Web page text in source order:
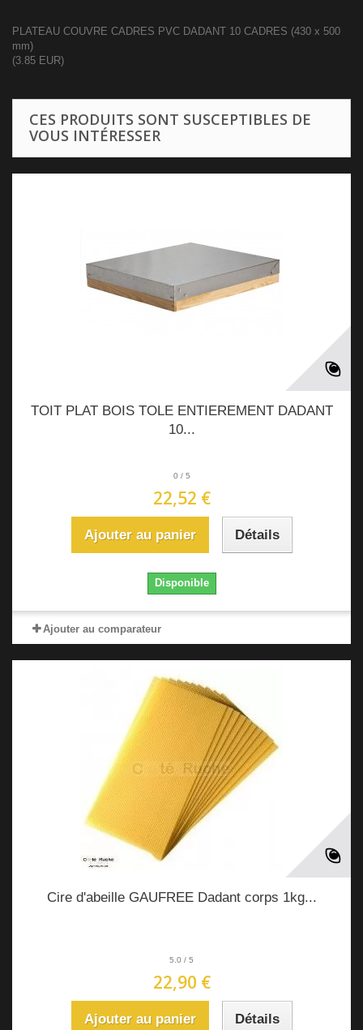
PLATEAU COUVRE CADRES PVC DADANT 10 CADRES (430 x 500
mm)
(3.85 EUR)
CES PRODUITS SONT SUSCEPTIBLES DE
VOUS INTÉRESSER
TOIT PLAT BOIS TOLE ENTIEREMENT DADANT
10...
0 / 5
22,52 €
Ajouter au panier Détails
Disponible
Ajouter au comparateur
Cire d'abeille GAUFREE Dadant corps 1kg...
5.0 / 5
22,90 €
Ajouter au panier Détails